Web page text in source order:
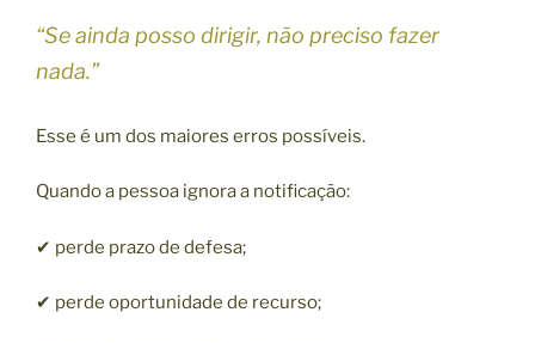
“Se ainda posso dirigir, não preciso fazer
nada.”
Esse é um dos maiores erros possíveis.
Quando a pessoa ignora a notificação:
✔ perde prazo de defesa;
✔ perde oportunidade de recurso;